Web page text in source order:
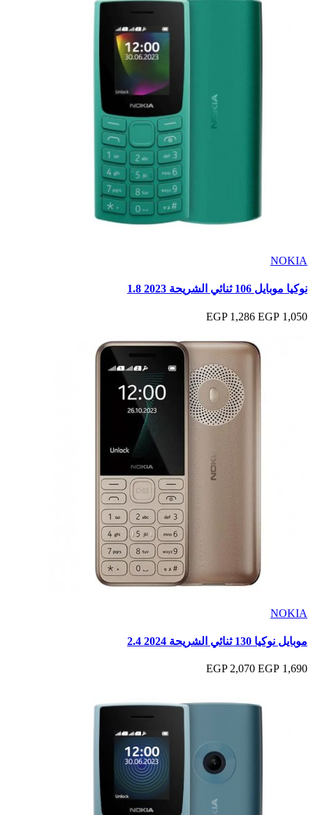
NOKIA
نوكيا موبايل 106 ثنائي الشريحة 2023 1.8
1,050 EGP
1,286 EGP
NOKIA
موبايل نوكيا 130 ثنائي الشريحة 2024 2.4
1,690 EGP
2,070 EGP